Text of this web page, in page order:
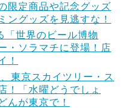
限定商品や記念グッズ
グッズを見逃すな！
「世界のビール博物
・ソラマチに登場！店
！
東京スカイツリー・ス
！「水曜どうでしょ
んが東京で！